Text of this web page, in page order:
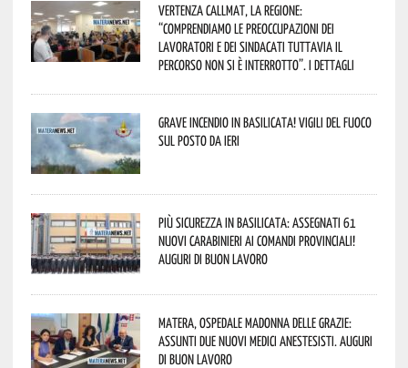
Vertenza CallMat, la Regione:
“comprendiamo le preoccupazioni dei
lavoratori e dei sindacati tuttavia il
percorso non si è interrotto”. I dettagli
Grave incendio in Basilicata! Vigili del fuoco
sul posto da ieri
Più sicurezza in Basilicata: assegnati 61
nuovi Carabinieri ai Comandi provinciali!
Auguri di buon lavoro
Matera, Ospedale Madonna delle Grazie:
assunti due nuovi medici anestesisti. Auguri
di buon lavoro